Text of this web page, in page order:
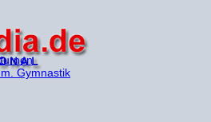
Gymnastik